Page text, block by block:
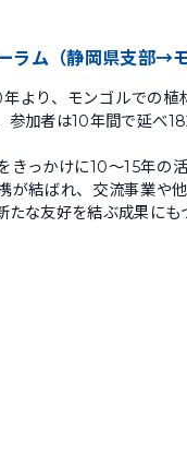
ラム（静岡県支部→モ
より、モンゴルでの植
参加者は10年間で延べ
きっかけに10〜15年の
が結ばれ、交流事業や
な友好を結ぶ成果にも